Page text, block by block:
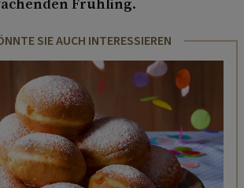
SIE AUCH INTERESSIEREN